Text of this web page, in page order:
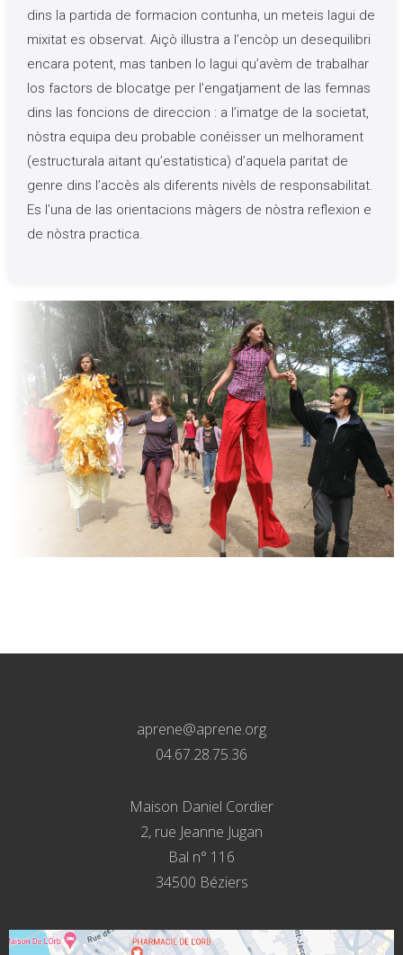
dins la partida de formacion contunha, un meteis lagui de
mixitat es observat. Aiçò illustra a l’encòp un desequilibri
encara potent, mas tanben lo lagui qu’avèm de trabalhar
los factors de blocatge per l’engatjament de las femnas
dins las foncions de direccion : a l’imatge de la societat,
nòstra equipa deu probable conéisser un melhorament
(estructurala aitant qu’estatistica) d’aquela paritat de
genre dins l’accès als diferents nivèls de responsabilitat.
Es l’una de las orientacions màgers de nòstra reflexion e
de nòstra practica.
aprene@aprene.org
04.67.28.75.36
Maison Daniel Cordier
2, rue Jeanne Jugan
Bal n° 116
34500 Béziers